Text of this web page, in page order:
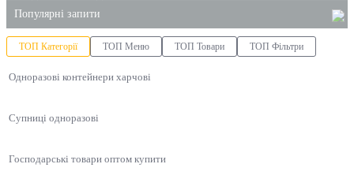
Популярні запити
одноразові контейнери для суші
пластикові контейнери для їжі одноразові
миючі та чистячі засоби
чистячі засоби для туалету
ТОП Категорії ТОП Меню ТОП Товари ТОП Фільтри
Одноразові контейнери харчові
Супниці одноразові
Господарські товари оптом купити